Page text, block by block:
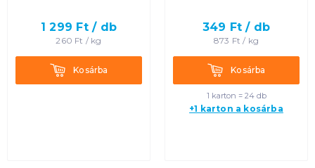
1 299 Ft / db
260 Ft / kg
KosárbaKosárba
349 Ft / db
873 Ft / kg
KosárbaKosárba
1 karton = 24 db
+1 karton a kosárba